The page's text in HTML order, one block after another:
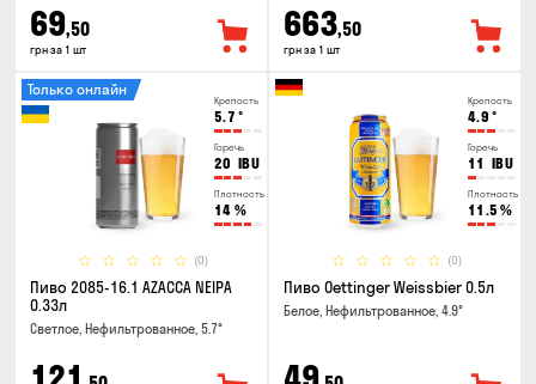
69,50
грн за 1 шт
663,50
грн за 1 шт
Крепость
5.7 °
Горечь
20 IBU
Плотность
14 %
(0)
Только онлайн
Пиво 2085-16.1 AZACCA NEIPA
0.33л
Светлое, Нефильтрованное, 5.7°
Крепость
4.9 °
Горечь
11 IBU
Плотность
11.5 %
(0)
Пиво Oettinger Weissbier 0.5л
Белое, Нефильтрованное, 4.9°